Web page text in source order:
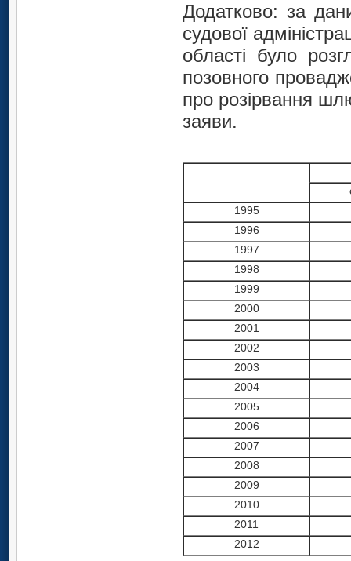
Додатково: за
судової
області було
позовного
про розірвання
заяви.
1995
1996
1997
1998
1999
2000
2001
2002
2003
2004
2005
2006
2007
2008
2009
2010
2011
2012